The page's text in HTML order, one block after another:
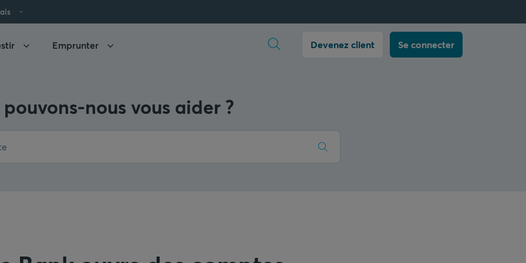
Emprunter Devenez client Se connecter
nous vous aider ?